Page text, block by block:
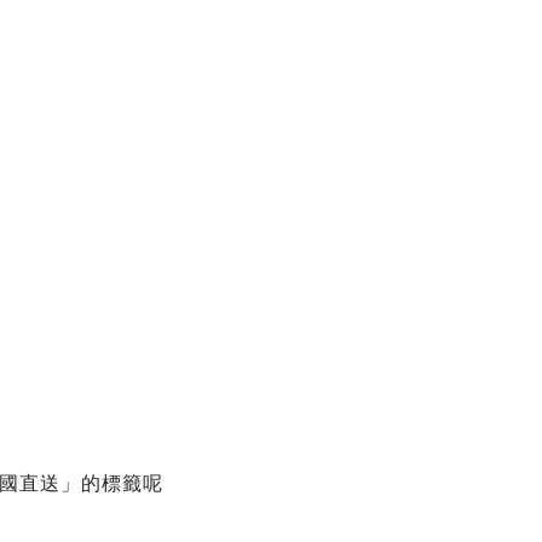
直送」的標籤呢